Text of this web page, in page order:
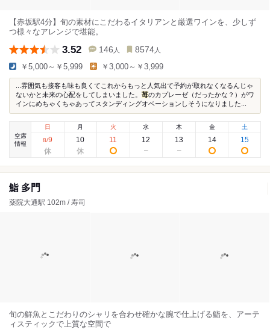
【赤坂駅4分】旬の素材にこだわるイタリアンと厳選ワインを、少しず
つ様々なアレンジで堪能。
3.52 146 人 8574 人
￥5,000～￥5,999 ￥3,000～￥3,999
...雰囲気も接客も味も良くてこれからもっと人気出て予約が取れなくなるんじゃ
ないかと未来の心配をしてしまいました。 苺のカプレーゼ（だったかな？）がワ
インにめちゃくちゃあってスタンディングオベーションしそうになりました...
空席
情報
日
8/9
月
10
火
11
水
12
木
13
金
14
土
15
鮨 多門
薬院大通駅 102m / 寿司
旬の鮮魚とこだわりのシャリを合わせ確かな腕で仕上げる鮨を、アーテ
ィスティックで上質な空間で